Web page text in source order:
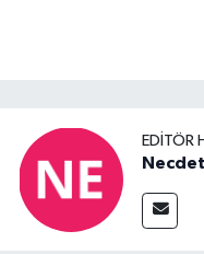
EDITÖR
Necdet